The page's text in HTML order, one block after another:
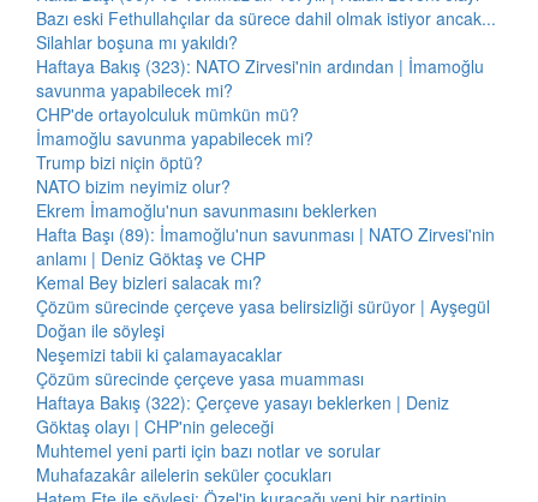
Bazı eski Fethullahçılar da sürece dahil olmak istiyor ancak...
Silahlar boşuna mı yakıldı?
Haftaya Bakış (323): NATO Zirvesi'nin ardından | İmamoğlu
savunma yapabilecek mi?
CHP'de ortayolculuk mümkün mü?
İmamoğlu savunma yapabilecek mi?
Trump bizi niçin öptü?
NATO bizim neyimiz olur?
Ekrem İmamoğlu'nun savunmasını beklerken
Hafta Başı (89): İmamoğlu'nun savunması | NATO Zirvesi'nin
anlamı | Deniz Göktaş ve CHP
Kemal Bey bizleri salacak mı?
Çözüm sürecinde çerçeve yasa belirsizliği sürüyor | Ayşegül
Doğan ile söyleşi
Neşemizi tabii ki çalamayacaklar
Çözüm sürecinde çerçeve yasa muamması
Haftaya Bakış (322): Çerçeve yasayı beklerken | Deniz
Göktaş olayı | CHP'nin geleceği
Muhtemel yeni parti için bazı notlar ve sorular
Muhafazakâr ailelerin seküler çocukları